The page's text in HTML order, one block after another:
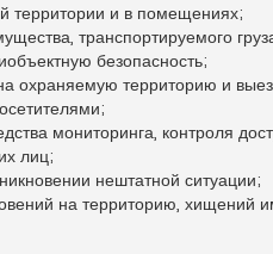
территории и в помещениях;
транспортируемого
безопасность;
охраняемую территорию и
мониторинга, контроля
лиц;
нештатной ситуации;
на территорию, хищений